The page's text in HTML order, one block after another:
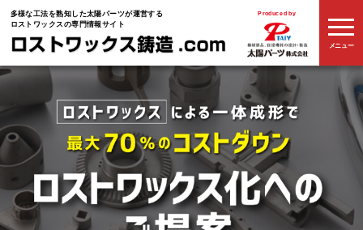
多様な工法を熟知した太陽パーツが運営する
ロストワックスの専門情報サイト
Produced by
メニュー